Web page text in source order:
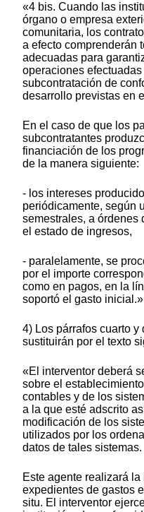
«4 bis. Cuando las
órgano o empresa
comunitaria, los
a efecto comprenderán
adecuadas para
operaciones
subcontratación de
desarrollo previstas en
En el caso de que los
subcontratantes
financiación de los
de la manera siguiente:
- los intereses
periódicamente, según
semestrales, a órdenes
el estado de ingresos,
- paralelamente, se
por el importe
como en pagos, en la
soportó el gasto
4) Los párrafos cuarto
sustituirán por el texto
«El interventor deberá
sobre el
contables y de los
a la que esté adscrito
modificación de los
utilizados por los
datos de tales sistemas.
Este agente realizará
expedientes de gastos
situ. El interventor